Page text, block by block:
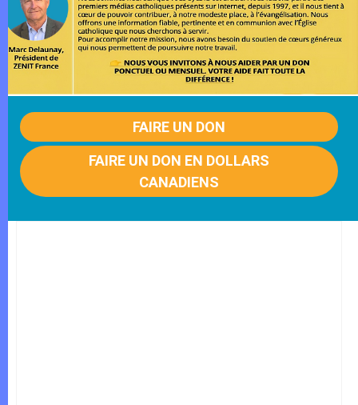
FAIRE UN DON
FAIRE UN DON EN DOLLARS
CANADIENS